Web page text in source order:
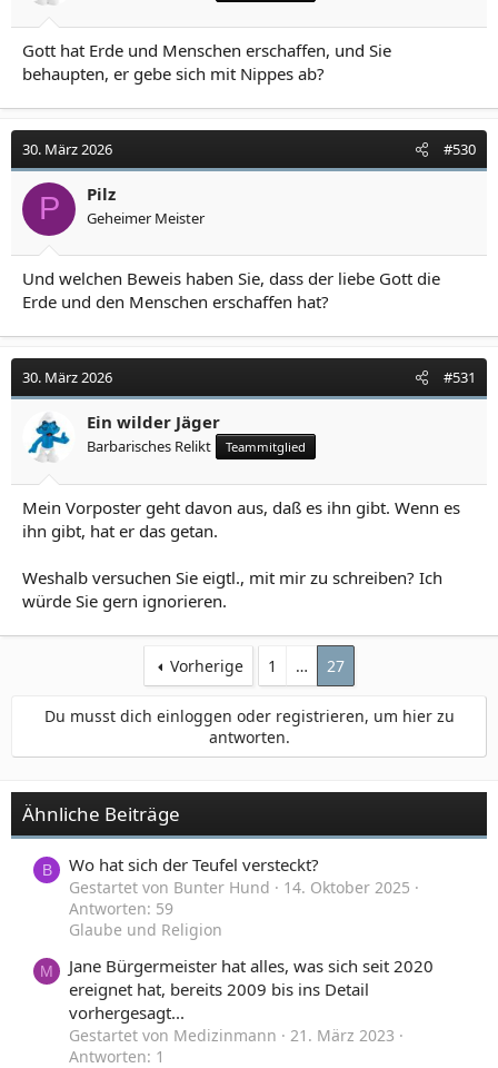
Gott hat Erde und Menschen erschaffen, und Sie
behaupten, er gebe sich mit Nippes ab?
30. März 2026 #530
P Pilz
Geheimer Meister
Und welchen Beweis haben Sie, dass der liebe Gott die
Erde und den Menschen erschaffen hat?
30. März 2026 #531
Ein wilder Jäger
Barbarisches Relikt Teammitglied
Mein Vorposter geht davon aus, daß es ihn gibt. Wenn es
ihn gibt, hat er das getan.
Weshalb versuchen Sie eigtl., mit mir zu schreiben? Ich
würde Sie gern ignorieren.
Vorherige 1 … 27
Du musst dich einloggen oder registrieren, um hier zu
antworten.
Ähnliche Beiträge
B Wo hat sich der Teufel versteckt?
Gestartet von Bunter Hund
14. Oktober 2025
Antworten: 59
Glaube und Religion
M
Jane Bürgermeister hat alles, was sich seit 2020
ereignet hat, bereits 2009 bis ins Detail
vorhergesagt...
Gestartet von Medizinmann
21. März 2023
Antworten: 1